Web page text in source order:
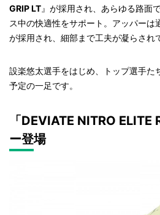
GRIP LT』が採用され、あらゆる路面
ス中の快適性をサポート。アッパーは
が採用され、細部まで工夫が凝らされ
設楽悠太選手をはじめ、トップ選手た
予定の一足です。
「DEVIATE NITRO ELITE
ー登場